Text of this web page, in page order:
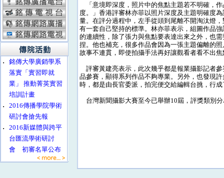
‧
銘傳大學廣銷學系
落實「實習即就
業」 推動菁英實習
培訓計畫
‧
2016傳播學院學術
研討會搶先報
‧
2016新媒體與跨平
台匯流學術研討
會 初審名單公布
「意境即深度，照片中的焦點主題若不明確，
度。」香港評審林亦菲以照片深度及主題明確度
量。在評分過程中，左手從頭到尾離不開淘汰燈
有一套自己堅持的標準。林亦菲表示，組圖作品
的連續性，除了張力與焦點要表達出來之外，也
捏。他也補充，很多作品會因為一張主題偏離的
故事不連貫，即使拍攝手法再好讓觀看者看不出
評審黃建亮表示，此次幾乎都是報業攝影記者
品參賽，顯得系列作品不夠專業。另外，也發現
時，都是由長官委派，拍完便交給編輯台挑，行
台灣新聞攝影大賽至今已舉辦10屆，評獎類別